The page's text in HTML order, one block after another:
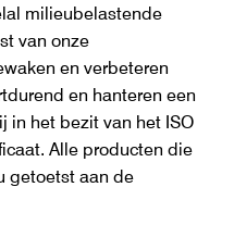
milieubelastende
van onze
en verbeteren
en hanteren een
in het bezit van het ISO
Alle producten die
getoetst aan de